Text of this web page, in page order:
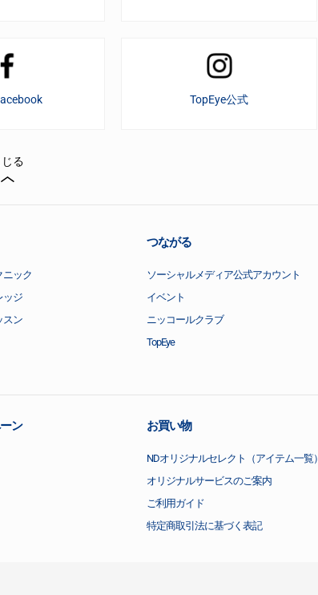
TopEye公式
じる
ニック
ッジ
スン
つながる
ソーシャルメディア公式アカウント
イベント
ニッコールクラブ
TopEye
ン お買い物
NDオリジナルセレクト（アイテム一覧）
オリジナルサービスのご案内
ご利用ガイド
特定商取引法に基づく表記